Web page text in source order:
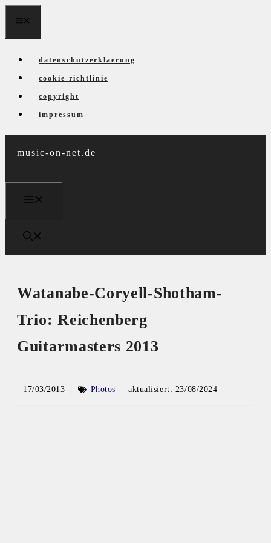
datenschutzerklaerung
cookie-richtlinie
copyright
impressum
music-on-net.de
Watanabe-Coryell-Shotham-
Trio: Reichenberg
Guitarmasters 2013
17/03/2013 Photos aktualisiert: 23/08/2024